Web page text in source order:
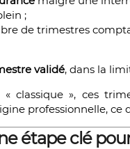
;
de trimestres
validé, dans la
classique », ces
professionnelle,
étape clé